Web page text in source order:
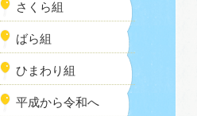
さくら組
ばら組
ひまわり組
平成から令和へ